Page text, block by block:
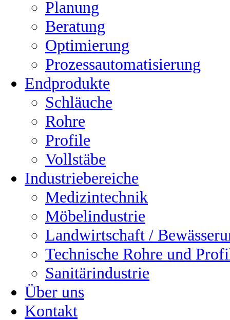
Planung
Beratung
Optimierung
Prozessautomatisierung
Endprodukte
Schläuche
Rohre
Profile
Vollstäbe
Industriebereiche
Medizintechnik
Möbelindustrie
Landwirtschaft /
Technische Rohre und
Sanitärindustrie
Über uns
Kontakt